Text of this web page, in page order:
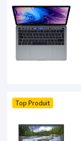
Top Produit